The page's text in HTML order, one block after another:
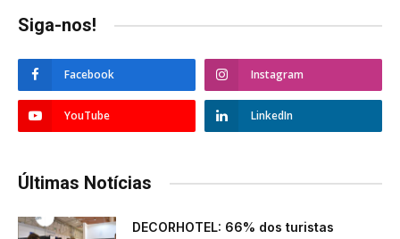
Siga-nos!
Facebook Instagram
YouTube LinkedIn
Últimas Notícias
DECORHOTEL: 66% dos turistas